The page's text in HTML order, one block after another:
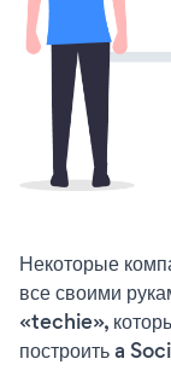
Некоторые
все своими
«techie»,
построить a